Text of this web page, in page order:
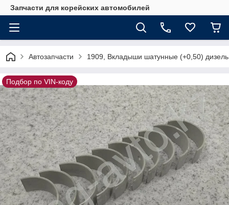
Запчасти для корейских автомобилей
Автозапчасти 1909, Вкладыши шатунные (+0,50)
Подбор по VIN-коду